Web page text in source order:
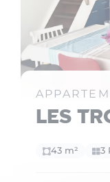
Les
43 m² 3